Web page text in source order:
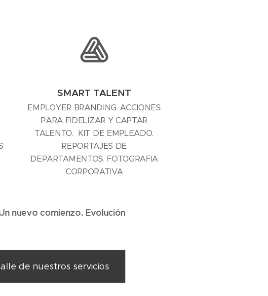
SMART TALENT
EMPLOYER BRANDING. ACCIONES
PARA FIDELIZAR Y CAPTAR
TALENTO. KIT DE EMPLEADO.
REPORTAJES DE
DEPARTAMENTOS. FOTOGRAFIA
CORPORATIVA
nuevo comienzo. Evolución
de nuestros servicios